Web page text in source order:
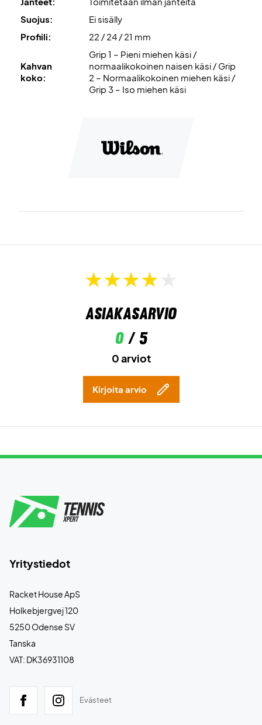
Suojus:
Ei sisälly
Profiili:
22 / 24 / 21 mm
Kahvan
koko:
Grip 1 – Pieni miehen käsi /
normaalikokoinen naisen käsi / Grip
2 – Normaalikokoinen miehen käsi /
Grip 3 – Iso miehen käsi
Asiakasarvio
0/ 5
0 arviot
Kirjoita arvio
Yritystiedot
Racket House ApS
Holkebjergvej 120
5250 Odense SV
Tanska
VAT: DK36931108
Evästeet